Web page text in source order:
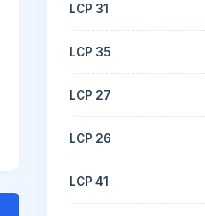
LCP 31
LCP 35
LCP 27
LCP 26
LCP 41